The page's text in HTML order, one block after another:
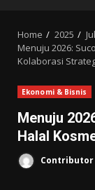
Home 2025
Menuju 2026:
Kolaborasi
Ekonomi & Bisnis
Menuju
Halal
Contributor